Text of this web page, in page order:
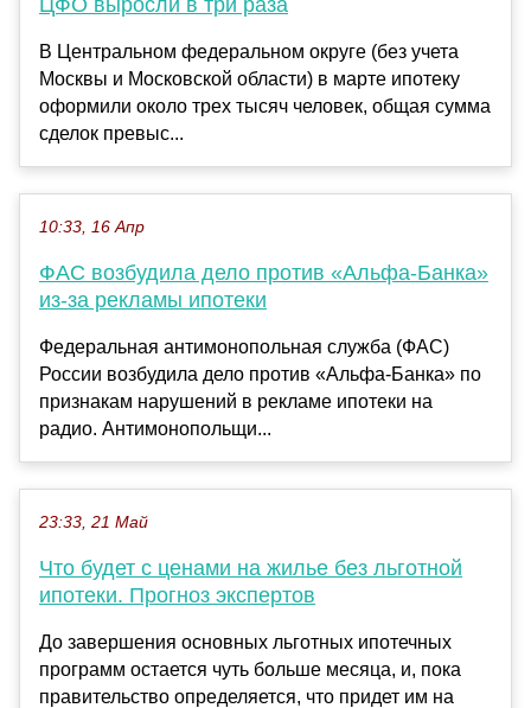
В Центральном федеральном округе (без учета
Москвы и Московской области) в марте ипотеку
оформили около трех тысяч человек, общая сумма
сделок превыс...
10:33, 16 Апр
ФАС возбудила дело против «Альфа-Банка»
из-за рекламы ипотеки
Федеральная антимонопольная служба (ФАС)
России возбудила дело против «Альфа-Банка» по
признакам нарушений в рекламе ипотеки на
радио. Антимонопольщи...
23:33, 21 Май
Что будет с ценами на жилье без льготной
ипотеки. Прогноз экспертов
До завершения основных льготных ипотечных
программ остается чуть больше месяца, и, пока
правительство определяется, что придет им на